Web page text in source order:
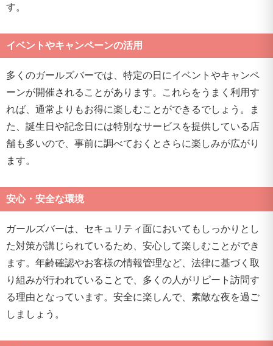
す。
イベントやキャンペーンの活用
多くのガールズバーでは、特定の日にイベントやキャンペ
ーンが開催されることがあります。これらをうまく利用す
れば、通常よりもお得に楽しむことができるでしょう。ま
た、誕生日や記念日には特別なサービスを提供している店
舗も多いので、事前に調べておくとさらに楽しみが広がり
ます。
安心・安全な環境
ガールズバーは、セキュリティ面においてもしっかりとし
た対策が講じられているため、安心して楽しむことができ
ます。年齢確認やお客様の情報管理など、法律に基づく取
り組みが行われていることで、多くの人がリピート訪問す
る理由となっています。安全に楽しんで、素敵な夜を過ご
しましょう。